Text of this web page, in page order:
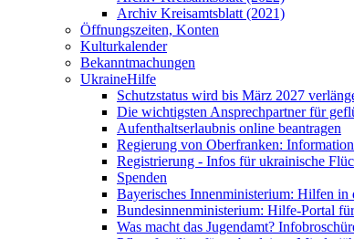
Archiv Kreisamtsblatt (2021)
Öffnungszeiten, Konten
Kulturkalender
Bekanntmachungen
UkraineHilfe
Schutzstatus wird bis März 2027
Die wichtigsten Ansprechpartner für
Aufenthaltserlaubnis online beantragen
Regierung von Oberfranken:
Registrierung - Infos für ukrainische
Spenden
Bayerisches Innenministerium: Hilfen in
Bundesinnenministerium: Hilfe-Portal
Was macht das Jugendamt?